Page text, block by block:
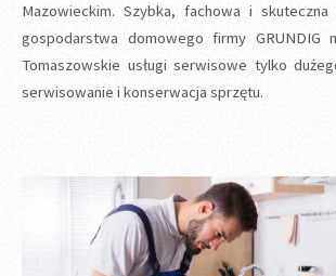
Mazowieckim. Szybka, fachowa i skuteczna
gospodarstwa domowego firmy GRUNDIG
Tomaszowskie usługi serwisowe tylko
serwisowanie i konserwacja sprzętu.